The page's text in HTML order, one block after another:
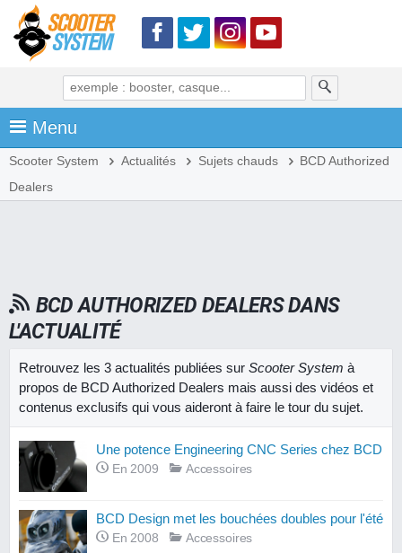
Menu
Scooter System Actualités Sujets chauds
BCD Authorized
Dealers
BCD AUTHORIZED DEALERS DANS
L'ACTUALITÉ
Retrouvez les 3 actualités publiées sur Scooter System à
propos de BCD Authorized Dealers mais aussi des vidéos et
contenus exclusifs qui vous aideront à faire le tour du sujet.
Une potence Engineering CNC Series chez BCD
En 2009 Accessoires
BCD Design met les bouchées doubles pour l'été
En 2008 Accessoires